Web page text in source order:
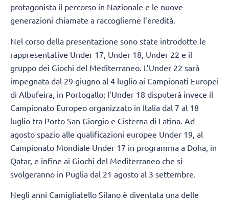
protagonista il percorso in Nazionale e le nuove
generazioni chiamate a raccoglierne l’eredità.
Nel corso della presentazione sono state introdotte le
rappresentative Under 17, Under 18, Under 22 e il
gruppo dei Giochi del Mediterraneo. L’Under 22 sarà
impegnata dal 29 giugno al 4 luglio ai Campionati Europei
di Albufeira, in Portogallo; l’Under 18 disputerà invece il
Campionato Europeo organizzato in Italia dal 7 al 18
luglio tra Porto San Giorgio e Cisterna di Latina. Ad
agosto spazio alle qualificazioni europee Under 19, al
Campionato Mondiale Under 17 in programma a Doha, in
Qatar, e infine ai Giochi del Mediterraneo che si
svolgeranno in Puglia dal 21 agosto al 3 settembre.
Negli anni Camigliatello Silano è diventata una delle